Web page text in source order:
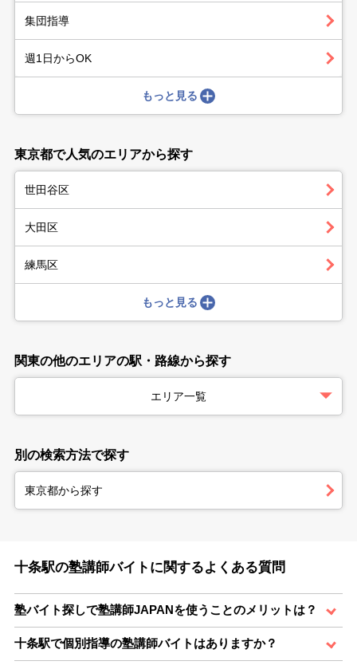
集団指導
週1日からOK
もっと見る
東京都で人気のエリアから探す
世田谷区
大田区
練馬区
もっと見る
関東の他のエリアの駅・路線から探す
エリア一覧
別の検索方法で探す
東京都から探す
十条駅の塾講師バイトに関するよくある質問
塾バイト探しで塾講師JAPANを使うことのメリットは？
十条駅で個別指導の塾講師バイトはありますか？